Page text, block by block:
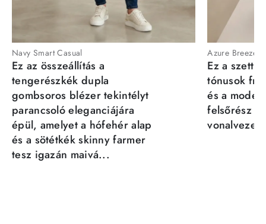
Navy Smart Casual
Ez az összeállítás a
tengerészkék dupla
gombsoros blézer tekintélyt
parancsoló eleganciájára
épül, amelyet a hófehér alap
és a sötétkék skinny farmer
tesz igazán maivá...
Azure Breeze
Ez a szett
tónusok
és a
felsőrész